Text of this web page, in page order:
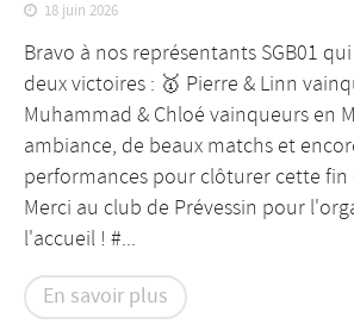
18 juin 2026
Bravo à nos représentants SGB01
deux victoires : 🥇 Pierre & Linn
Muhammad & Chloé vainqueurs en
ambiance, de beaux matchs et
performances pour clôturer cette fin
Merci au club de Prévessin pour
l'accueil ! #...
En savoir plus